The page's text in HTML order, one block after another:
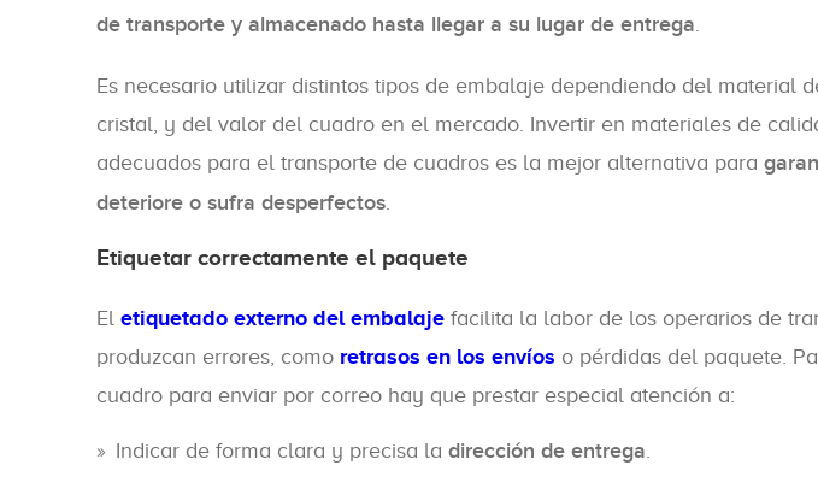
de transporte y almacenado hasta llegar a su lugar de entrega.
Es necesario utilizar distintos tipos de embalaje dependiendo del material
cristal, y del valor del cuadro en el mercado. Invertir en materiales de
adecuados para el transporte de cuadros es la mejor alternativa para
deteriore o sufra desperfectos.
Etiquetar correctamente el paquete
El etiquetado externo del embalaje facilita la labor de los operarios de
produzcan errores, como retrasos en los envíos o pérdidas del paquete.
cuadro para enviar por correo hay que prestar especial atención a:
Indicar de forma clara y precisa la dirección de entrega.